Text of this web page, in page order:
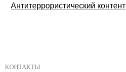
Антитеррористический контент
КОНТАКТЫ